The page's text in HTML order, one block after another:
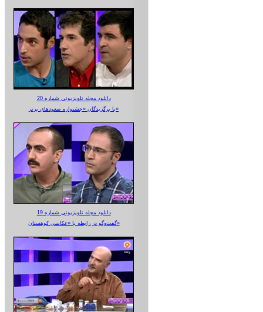
دانلود مجله تلویزیونی شماره 20
با برگزیدگان «جشنواره صعودهای برتر»
دانلود مجله تلویزیونی شماره 19
گفت‌وگو در رابطه با «عکاسی کوهستان»